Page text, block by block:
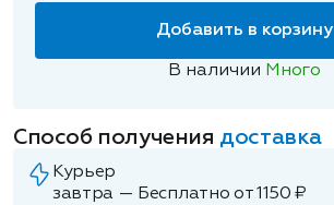
Добавить в корзину
В наличии Много
Способ получения доставка
Курьер
завтра — Бесплатно от 1150 ₽